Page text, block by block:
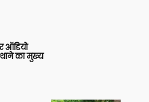
ऑडियो
का मुख्य